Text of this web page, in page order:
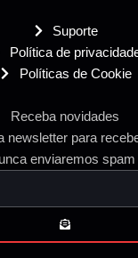
Suporte
Política de
Políticas de Cookie
Receba novidades
newsletter para
enviaremos